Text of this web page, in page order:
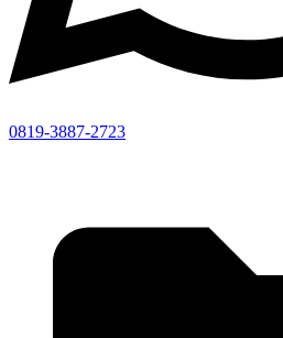
0819-3887-2723